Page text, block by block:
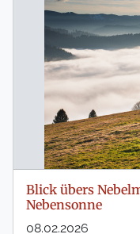
Blick übers
Nebensonne
08.02.2026